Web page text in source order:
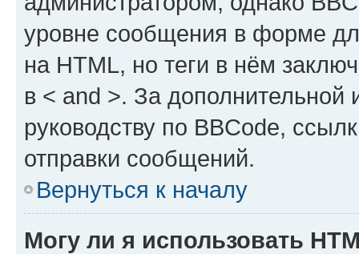
уровне сообщения в форме
на HTML, но теги в нём
в < and >. За
руководству по BBCode,
отправки сообщений.
Вернуться к началу
Могу ли я использовать